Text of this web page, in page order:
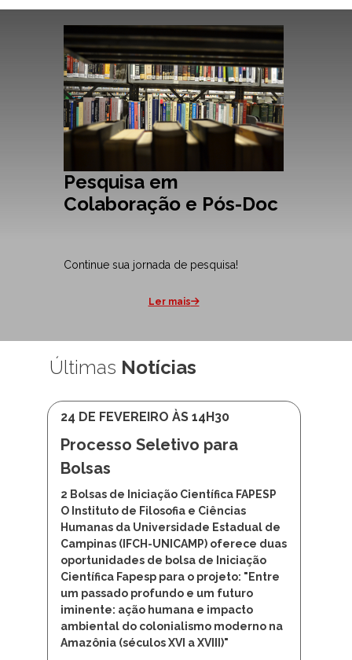
Pesquisa em
Colaboração e Pós-Doc
Continue sua jornada de pesquisa!
Ler mais
Últimas Notícias
24 DE FEVEREIRO ÀS 14H30
Processo Seletivo para
Bolsas
2 Bolsas de Iniciação Científica FAPESP
O Instituto de Filosofia e Ciências
Humanas da Universidade Estadual de
Campinas (IFCH-UNICAMP) oferece duas
oportunidades de bolsa de Iniciação
Científica Fapesp para o projeto: "Entre
um passado profundo e um futuro
iminente: ação humana e impacto
ambiental do colonialismo moderno na
Amazônia (séculos XVI a XVIII)"